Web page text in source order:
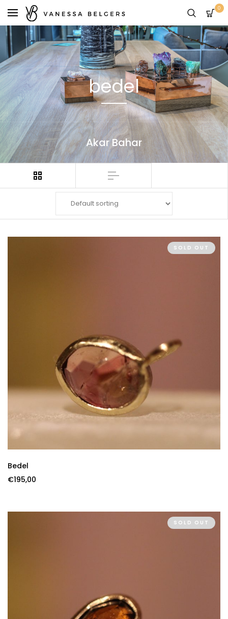
0
bedel
Akar Bahar
SOLD OUT
Bedel
€195,00
SOLD OUT